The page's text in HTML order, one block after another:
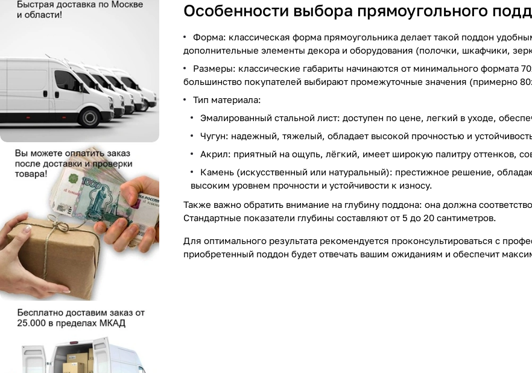
Особенности выбора прямоугольного
Форма: классическая форма прямоугольника делает такой поддон
дополнительные элементы декора и оборудования (полочки, шкафчики,
Размеры: классические габариты начинаются от минимального формата
большинство покупателей выбирают промежуточные значения (примерно
Тип материала:
Эмалированный стальной лист: доступен по цене, легкий в уходе,
Чугун: надежный, тяжелый, обладает высокой прочностью и
Акрил: приятный на ощупь, лёгкий, имеет широкую палитру оттенков,
Камень (искусственный или натуральный): престижное решение,
высоким уровнем прочности и устойчивости к износу.
Также важно обратить внимание на глубину поддона: она должна
Стандартные показатели глубины составляют от 5 до 20 сантиметров.
Для оптимального результата рекомендуется проконсультироваться с
приобретенный поддон будет отвечать вашим ожиданиям и обеспечит